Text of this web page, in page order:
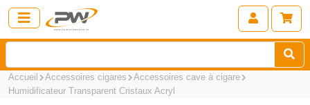
Accueil Accessoires cigares
Accessoires cave à cigare
Humidificateur Transparent Cristaux Acryl